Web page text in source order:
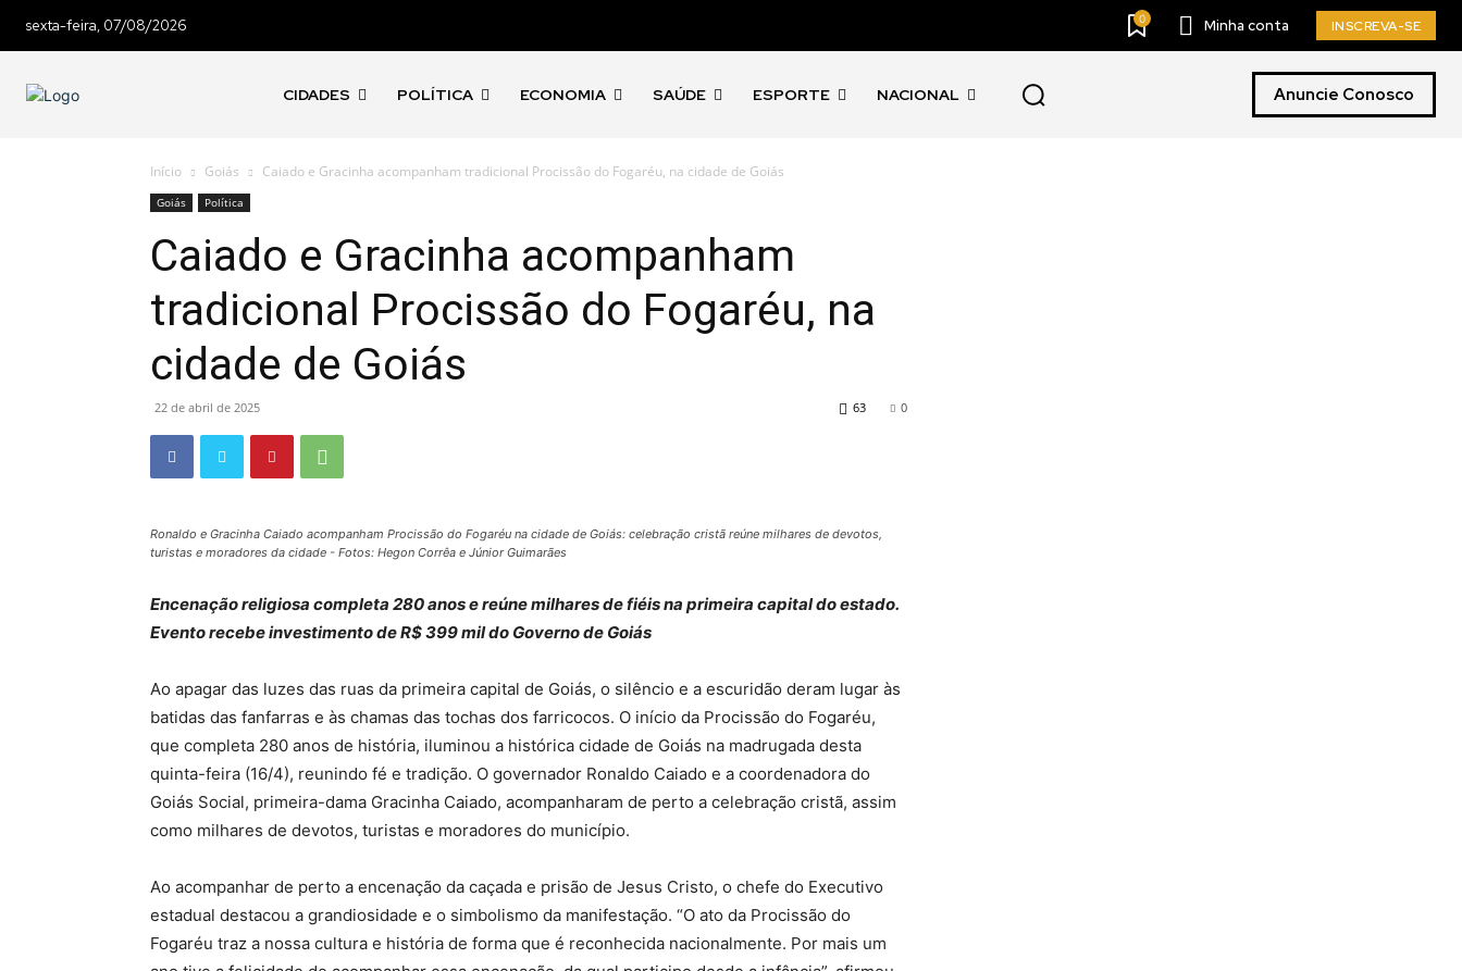
sexta-feira, 07/08/2026 0 Minha conta INSCREVA-SE
CIDADES POLÍTICA ECONOMIA SAÚDE ESPORTE NACIONAL Anuncie Conosco
Início Goiás Caiado e Gracinha acompanham tradicional Procissão do Fogaréu, na cidade de Goiás
Goiás Política
Caiado e Gracinha acompanham
tradicional Procissão do Fogaréu, na
cidade de Goiás
22 de abril de 2025 0
63
Ronaldo e Gracinha Caiado acompanham Procissão do Fogaréu na cidade de Goiás: celebração cristã reúne milhares de devotos,
turistas e moradores da cidade - Fotos: Hegon Corrêa e Júnior Guimarães
Encenação religiosa completa 280 anos e reúne milhares de fiéis na primeira capital do estado.
Evento recebe investimento de R$ 399 mil do Governo de Goiás
Ao apagar das luzes das ruas da primeira capital de Goiás, o silêncio e a escuridão deram lugar às
batidas das fanfarras e às chamas das tochas dos farricocos. O início da Procissão do Fogaréu,
que completa 280 anos de história, iluminou a histórica cidade de Goiás na madrugada desta
quinta-feira (16/4), reunindo fé e tradição. O governador Ronaldo Caiado e a coordenadora do
Goiás Social, primeira-dama Gracinha Caiado, acompanharam de perto a celebração cristã, assim
como milhares de devotos, turistas e moradores do município.
Ao acompanhar de perto a encenação da caçada e prisão de Jesus Cristo, o chefe do Executivo
estadual destacou a grandiosidade e o simbolismo da manifestação. “O ato da Procissão do
Fogaréu traz a nossa cultura e história de forma que é reconhecida nacionalmente. Por mais um